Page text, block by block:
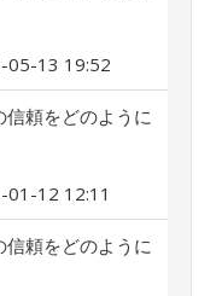
05-13 19:52
信頼をどのように
01-12 12:11
信頼をどのように